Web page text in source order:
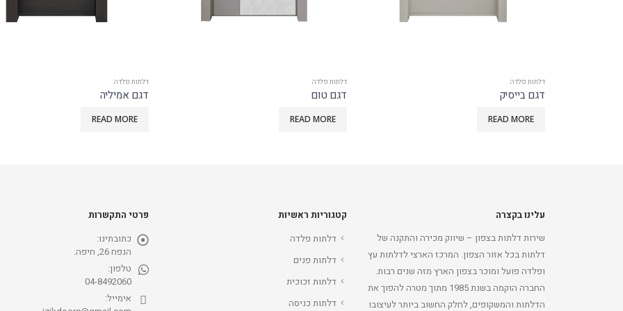
דלתות פלדה
דגם טום
READ MORE
דלתות פלדה
דגם אמיליה
READ MORE
דלתות פלדה
דגם מיקס&מטש דגם F
READ MORE
עלינו בקצרה
שירות דלתות בצפון – שיווק מכירה והתקנה של
דלתות בכל אזור הצפון. המרכז הארצי לדלתות עץ
ופלדה פועל ומוכר בצפון הארץ מזה שנים רבות.
החברה הוקמה בשנת 1985 מתוך מטרה להפוך את
הדלתות והמשקופים, לחלק החשוב ביותר לעיצובו
קטגוריות ראשיות
דלתות פלדה
דלתות פנים
דלתות זכוכית
דלתות כניסה
פרטי התקשרות
כתובתינו:
הנפח 26, חיפה.
טלפון:
04-8492060
אימייל: